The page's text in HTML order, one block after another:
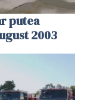
putea
2003